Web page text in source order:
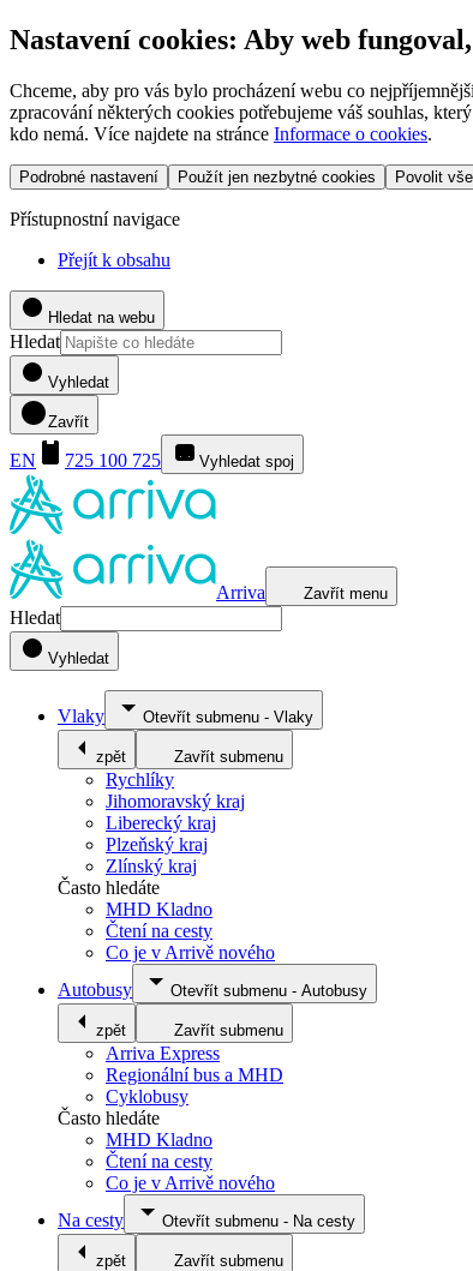
Nastavení cookies: Aby web
Chceme, aby pro vás bylo procházení webu co
zpracování některých cookies potřebujeme váš souhlas,
kdo nemá. Více najdete na stránce Informace o cookies.
Podrobné nastavení Použít jen nezbytné cookies Povolit
Přístupnostní navigace
Přejít k obsahu
Hledat na webu
Hledat
Vyhledat
Zavřít
EN 725 100 725 Vyhledat spoj
Arriva Zavřít menu
Hledat
Vyhledat
Vlaky Otevřít submenu - Vlaky
zpět Zavřít submenu
Rychlíky
Jihomoravský kraj
Liberecký kraj
Plzeňský kraj
Zlínský kraj
Často hledáte
MHD Kladno
Čtení na cesty
Co je v Arrivě nového
Autobusy
Otevřít submenu - Autobusy
zpět Zavřít submenu
Arriva Express
Regionální bus a MHD
Cyklobusy
Často hledáte
MHD Kladno
Čtení na cesty
Co je v Arrivě nového
Na cesty
Otevřít submenu - Na cesty
zpět Zavřít submenu